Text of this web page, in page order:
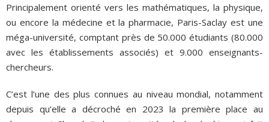
Principalement orienté vers les mathématiques, la physique,
ou encore la médecine et la pharmacie, Paris-Saclay est une
méga-université, comptant près de 50.000 étudiants (80.000
avec les établissements associés) et 9.000 enseignants-
chercheurs.
C’est l’une des plus connues au niveau mondial, notamment
depuis qu’elle a décroché en 2023 la première place au